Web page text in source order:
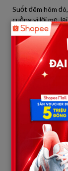
Suốt đêm hôm
cuồng vì lời mẹ,
mình như bị lạc
Sáng hôm sau,
khóc, nhưng tôi
“Nếu mẹ đã coi
thương con, thì
Mẹ cúi gằm
im lặng rất lâu,
“Mẹ sợ lắm… bởi